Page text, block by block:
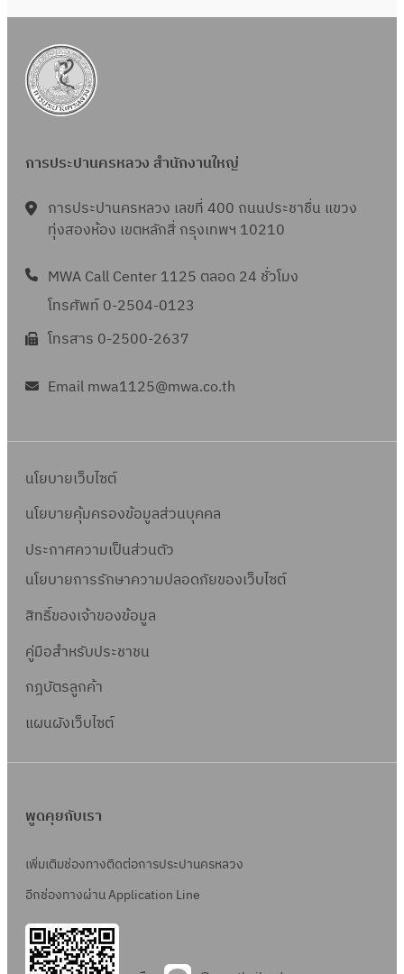
การประปานครหลวง สำนักงานใหญ่
การประปานครหลวง เลขที่ 400 ถนนประชาชื่น แขวง
ทุ่งสองห้อง เขตหลักสี่ กรุงเทพฯ 10210
MWA Call Center 1125 ตลอด 24 ชั่วโมง
โทรศัพท์ 0-2504-0123
โทรสาร 0-2500-2637
Email mwa1125@mwa.co.th
นโยบายเว็บไซต์
นโยบายคุ้มครองข้อมูลส่วนบุคคล
ประกาศความเป็นส่วนตัว
นโยบายการรักษาความปลอดภัยของเว็บไซต์
สิทธิ์ของเจ้าของข้อมูล
คู่มือสำหรับประชาชน
กฎบัตรลูกค้า
แผนผังเว็บไซต์
พูดคุยกับเรา
เพิ่มเติมช่องทางติดต่อการประปานครหลวง
อีกช่องทางผ่าน Application Line